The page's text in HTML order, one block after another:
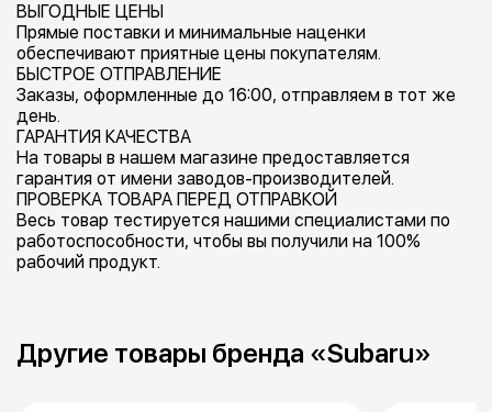
ВЫГОДНЫЕ ЦЕНЫ
Прямые поставки и минимальные наценки
обеспечивают приятные цены покупателям.
БЫСТРОЕ ОТПРАВЛЕНИЕ
Заказы, оформленные до 16:00, отправляем в тот же
день.
ГАРАНТИЯ КАЧЕСТВА
На товары в нашем магазине предоставляется
гарантия от имени заводов-производителей.
ПРОВЕРКА ТОВАРА ПЕРЕД ОТПРАВКОЙ
Весь товар тестируется нашими специалистами по
работоспособности, чтобы вы получили на 100%
рабочий продукт.
Другие товары бренда «Subaru»